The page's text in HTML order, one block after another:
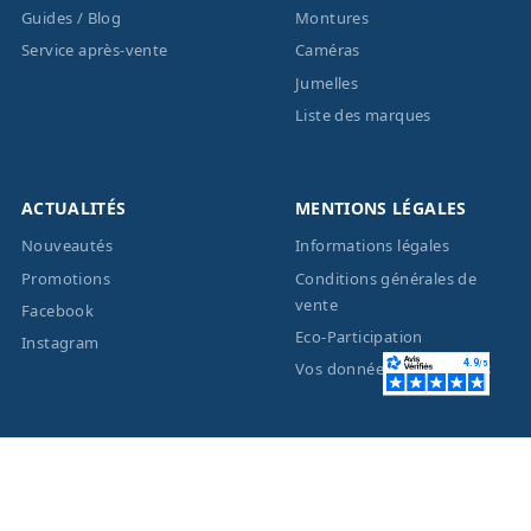
Guides / Blog
Service après-vente
Montures
Caméras
Jumelles
Liste des marques
ACTUALITÉS
Nouveautés
Promotions
Facebook
Instagram
MENTIONS LÉGALES
Informations légales
Conditions générales de
vente
Eco-Participation
Vos données personnelles